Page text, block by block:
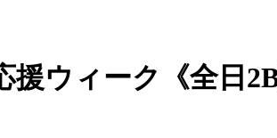
ウィーク《全日